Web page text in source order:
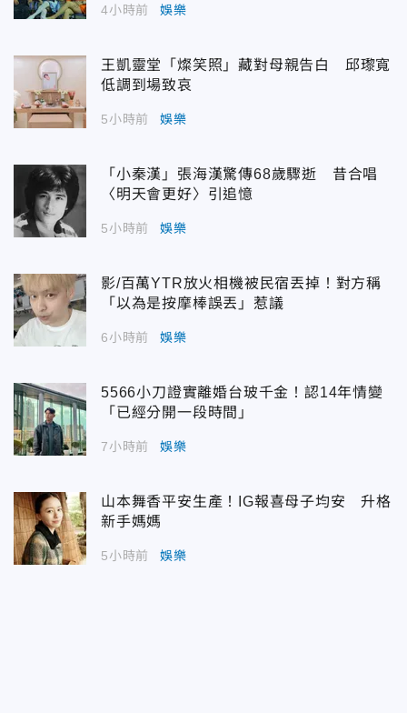
4小時前 娛樂
王凱靈堂「燦笑照」藏對母親告白 邱瓈寬
低調到場致哀
5小時前 娛樂
「小秦漢」張海漢驚傳68歲驟逝 昔合唱
〈明天會更好〉引追憶
5小時前 娛樂
影/百萬YTR放火相機被民宿丟掉！對方稱
「以為是按摩棒誤丟」惹議
6小時前 娛樂
5566小刀證實離婚台玻千金！認14年情變
「已經分開一段時間」
7小時前 娛樂
山本舞香平安生產！IG報喜母子均安 升格
新手媽媽
5小時前 娛樂